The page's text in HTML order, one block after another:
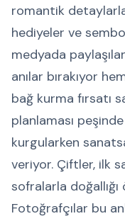
romantik
hediyeler ve
medyada
anılar bırakıyor
bağ kurma fırsatı
planlaması
kurgularken
veriyor. Çiftler, ilk
sofralarla doğallığı
Fotoğrafçılar bu